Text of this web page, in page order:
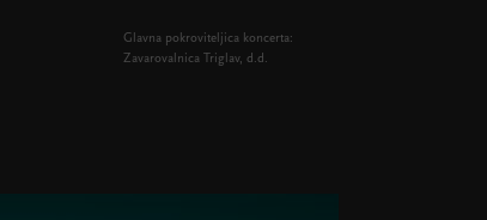
Glavna pokroviteljica koncerta:
Zavarovalnica Triglav, d.d.